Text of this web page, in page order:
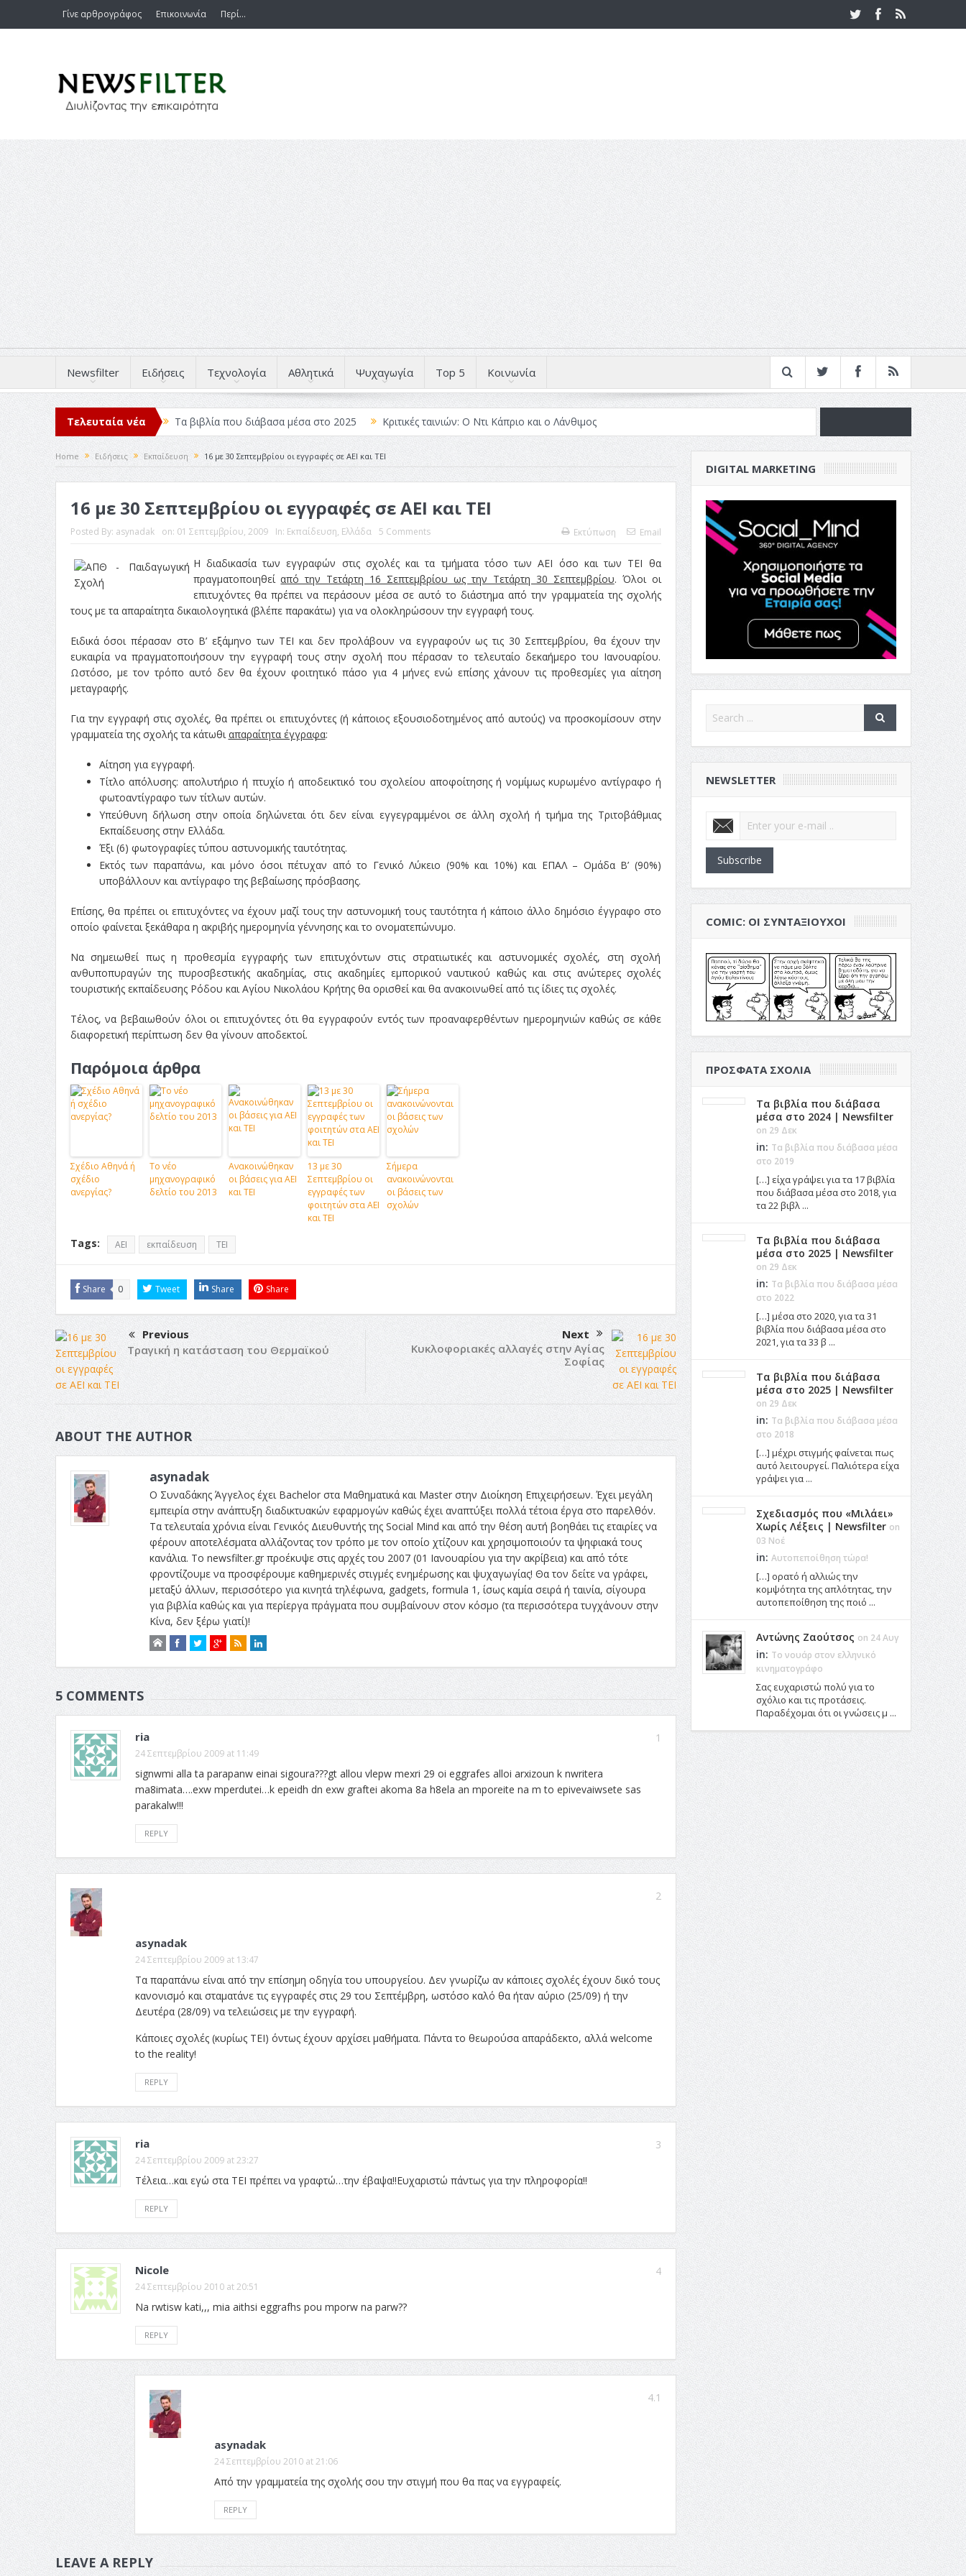
Γίνε αρθρογράφος Επικοινωνία Περί…
Newsfilter Ειδήσεις Τεχνολογία Αθλητικά Ψυχαγωγία Top 5 Κοινωνία
Τελευταία νέα Τα βιβλία που διάβασα μέσα στο 2025
Κριτικές ταινιών: Ο Ντι Κάπριο και ο Λάνθιμος
Σχεδιασμός που «Μιλάει» Χωρίς Λέξεις
Σπιρτόκουτο: η απόλυτη αντισυμβατική καλοκαιρινή ταινία
Το Top 5 της εβδομάδας #517
Το νουάρ στον ελληνικό κινηματογράφο
Η Φροντίδα Έχει Πολλές Μορφές: Κι Όλες Σε Αφορούν
Τρία Βήματα Μπροστά για Σένα και την Επιχείρησή σου
Όψεις και Απόψεις
Αξίζει άραγε?
Home Ειδήσεις Εκπαίδευση 16 με 30 Σεπτεμβρίου οι εγγραφές σε ΑΕΙ και ΤΕΙ
16 με 30 Σεπτεμβρίου οι εγγραφές σε ΑΕΙ και ΤΕΙ
Posted By: asynadak on: 01 Σεπτεμβρίου, 2009 In: Εκπαίδευση, Ελλάδα 5 Comments Εκτύπωση Email
Η διαδικασία των εγγραφών στις σχολές και τα τμήματα τόσο των ΑΕΙ όσο και των ΤΕΙ θα
πραγματοποιηθείαπό την Τετάρτη 16 Σεπτεμβρίου ως την Τετάρτη 30 Σεπτεμβρίου. Όλοι οι
επιτυχόντες θα πρέπει να περάσουν μέσα σε αυτό το διάστημα από την γραμματεία της σχολής
τους με τα απαραίτητα δικαιολογητικά (βλέπε παρακάτω) για να ολοκληρώσουν την εγγραφή τους.
Ειδικά όσοι πέρασαν στο Β’ εξάμηνο των ΤΕΙ και δεν προλάβουν να εγγραφούν ως τις 30 Σεπτεμβρίου, θα έχουν την
ευκαιρία να πραγματοποιήσουν την εγγραφή τους στην σχολή που πέρασαν το τελευταίο δεκαήμερο του Ιανουαρίου.
Ωστόσο, με τον τρόπο αυτό δεν θα έχουν φοιτητικό πάσο για 4 μήνες ενώ επίσης χάνουν τις προθεσμίες για αίτηση
μεταγραφής.
Για την εγγραφή στις σχολές, θα πρέπει οι επιτυχόντες (ή κάποιος εξουσιοδοτημένος από αυτούς) να προσκομίσουν στην
γραμματεία της σχολής τα κάτωθι απαραίτητα έγγραφα:
Αίτηση για εγγραφή.
Τίτλο απόλυσης: απολυτήριο ή πτυχίο ή αποδεικτικό του σχολείου αποφοίτησης ή νομίμως κυρωμένο αντίγραφο ή
φωτοαντίγραφο των τίτλων αυτών.
Υπεύθυνη δήλωση στην οποία δηλώνεται ότι δεν είναι εγγεγραμμένοι σε άλλη σχολή ή τμήμα της Τριτοβάθμιας
Εκπαίδευσης στην Ελλάδα.
Έξι (6) φωτογραφίες τύπου αστυνομικής ταυτότητας.
Εκτός των παραπάνω, και μόνο όσοι πέτυχαν από το Γενικό Λύκειο (90% και 10%) και ΕΠΑΛ – Ομάδα Β’ (90%)
υποβάλλουν και αντίγραφο της βεβαίωσης πρόσβασης.
Επίσης, θα πρέπει οι επιτυχόντες να έχουν μαζί τους την αστυνομική τους ταυτότητα ή κάποιο άλλο δημόσιο έγγραφο στο
οποίο φαίνεται ξεκάθαρα η ακριβής ημερομηνία γέννησης και το ονοματεπώνυμο.
Να σημειωθεί πως η προθεσμία εγγραφής των επιτυχόντων στις στρατιωτικές και αστυνομικές σχολές, στη σχολή
ανθυποπυραγών της πυροσβεστικής ακαδημίας, στις ακαδημίες εμπορικού ναυτικού καθώς και στις ανώτερες σχολές
τουριστικής εκπαίδευσης Ρόδου και Αγίου Νικολάου Κρήτης θα ορισθεί και θα ανακοινωθεί από τις ίδιες τις σχολές.
Τέλος, να βεβαιωθούν όλοι οι επιτυχόντες ότι θα εγγραφούν εντός των προαναφερθέντων ημερομηνιών καθώς σε κάθε
διαφορετική περίπτωση δεν θα γίνουν αποδεκτοί.
Παρόμοια άρθρα
Σχέδιο Αθηνά ή
σχέδιο
ανεργίας?
Το νέο
μηχανογραφικό
δελτίο του 2013
Ανακοινώθηκαν
οι βάσεις για ΑΕΙ
και ΤΕΙ
13 με 30
Σεπτεμβρίου οι
εγγραφές των
φοιτητών στα ΑΕΙ
και ΤΕΙ
Σήμερα
ανακοινώνονται
οι βάσεις των
σχολών
Tags: ΑΕΙ εκπαίδευση ΤΕΙ
Share 0 Tweet Share Share
Previous
Τραγική η κατάσταση του Θερμαϊκού
Next
Κυκλοφοριακές αλλαγές στην Αγίας
Σοφίας
ABOUT THE AUTHOR
asynadak
Ο Συναδάκης Άγγελος έχει Bachelor στα Μαθηματικά και Master στην Διοίκηση Επιχειρήσεων. Έχει μεγάλη
εμπειρία στην ανάπτυξη διαδικτυακών εφαρμογών καθώς έχει αναπτύξει πολλά τέτοια έργα στο παρελθόν.
Τα τελευταία χρόνια είναι Γενικός Διευθυντής της Social Mind και από την θέση αυτή βοηθάει τις εταιρίες να
φέρουν αποτελέσματα αλλάζοντας τον τρόπο με τον οποίο χτίζουν και χρησιμοποιούν τα ψηφιακά τους
κανάλια. Το newsfilter.gr προέκυψε στις αρχές του 2007 (01 Ιανουαρίου για την ακρίβεια) και από τότε
φροντίζουμε να προσφέρουμε καθημερινές στιγμές ενημέρωσης και ψυχαγωγίας! Θα τον δείτε να γράφει,
μεταξύ άλλων, περισσότερο για κινητά τηλέφωνα, gadgets, formula 1, ίσως καμία σειρά ή ταινία, σίγουρα
για βιβλία καθώς και για περίεργα πράγματα που συμβαίνουν στον κόσμο (τα περισσότερα τυγχάνουν στην
Κίνα, δεν ξέρω γιατί)!
5 COMMENTS
1
ria
24 Σεπτεμβρίου 2009 at 11:49
signwmi alla ta parapanw einai sigoura???gt allou vlepw mexri 29 oi eggrafes alloi arxizoun k nwritera
ma8imata….exw mperdutei…k epeidh dn exw graftei akoma 8a h8ela an mporeite na m to epivevaiwsete sas
parakalw!!!
REPLY
2
asynadak
24 Σεπτεμβρίου 2009 at 13:47
Τα παραπάνω είναι από την επίσημη οδηγία του υπουργείου. Δεν γνωρίζω αν κάποιες σχολές έχουν δικό τους
κανονισμό και σταματάνε τις εγγραφές στις 29 του Σεπτέμβρη, ωστόσο καλό θα ήταν αύριο (25/09) ή την
Δευτέρα (28/09) να τελειώσεις με την εγγραφή.
Κάποιες σχολές (κυρίως ΤΕΙ) όντως έχουν αρχίσει μαθήματα. Πάντα το θεωρούσα απαράδεκτο, αλλά welcome
to the reality!
REPLY
3
ria
24 Σεπτεμβρίου 2009 at 23:27
Τέλεια…και εγώ στα ΤΕΙ πρέπει να γραφτώ…την έβαψα!!Ευχαριστώ πάντως για την πληροφορία!!
REPLY
4
Nicole
24 Σεπτεμβρίου 2010 at 20:51
Na rwtisw kati,,, mia aithsi eggrafhs pou mporw na parw??
REPLY
4.1
asynadak
24 Σεπτεμβρίου 2010 at 21:06
Από την γραμματεία της σχολής σου την στιγμή που θα πας να εγγραφείς.
REPLY
LEAVE A REPLY
DIGITAL MARKETING
NEWSLETTER
Subscribe
COMIC: ΟΙ ΣΥΝΤΑΞΙΟΎΧΟΙ
ΠΡΌΣΦΑΤΑ ΣΧΌΛΙΑ
Τα βιβλία που διάβασα
μέσα στο 2024 | Newsfilter
on 29 Δεκ
in: Τα βιβλία που διάβασα μέσα
στο 2019
[…] είχα γράψει για τα 17 βιβλία
που διάβασα μέσα στο 2018, για
τα 22 βιβλ ...
Τα βιβλία που διάβασα
μέσα στο 2025 | Newsfilter
on 29 Δεκ
in: Τα βιβλία που διάβασα μέσα
στο 2022
[…] μέσα στο 2020, για τα 31
βιβλία που διάβασα μέσα στο
2021, για τα 33 β ...
Τα βιβλία που διάβασα
μέσα στο 2025 | Newsfilter
on 29 Δεκ
in: Τα βιβλία που διάβασα μέσα
στο 2018
[…] μέχρι στιγμής φαίνεται πως
αυτό λειτουργεί. Παλιότερα είχα
γράψει για ...
Σχεδιασμός που «Μιλάει»
Χωρίς Λέξεις | Newsfilter on
03 Νοέ
in: Αυτοπεποίθηση τώρα!
[…] ορατό ή αλλιώς την
κομψότητα της απλότητας, την
αυτοπεποίθηση της ποιό ...
Αντώνης Ζαούτσος on 24 Αυγ
in: Το νουάρ στον ελληνικό
κινηματογράφο
Σας ευχαριστώ πολύ για το
σχόλιο και τις προτάσεις.
Παραδέχομαι ότι οι γνώσεις μ ...